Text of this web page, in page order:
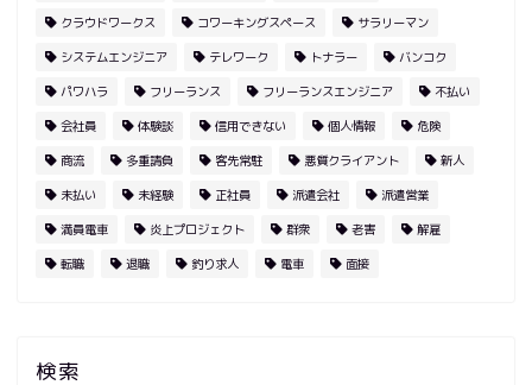
クラウドワークス コワーキングスペース サラリーマン
システムエンジニア テレワーク トナラー バンコク
パワハラ フリーランス フリーランスエンジニア 不払い
会社員 体験談 信用できない 個人情報 危険
商流 多重請負 客先常駐 悪質クライアント 新人
未払い 未経験 正社員 派遣会社 派遣営業
満員電車 炎上プロジェクト 群衆 老害 解雇
転職 退職 釣り求人 電車 面接
検索